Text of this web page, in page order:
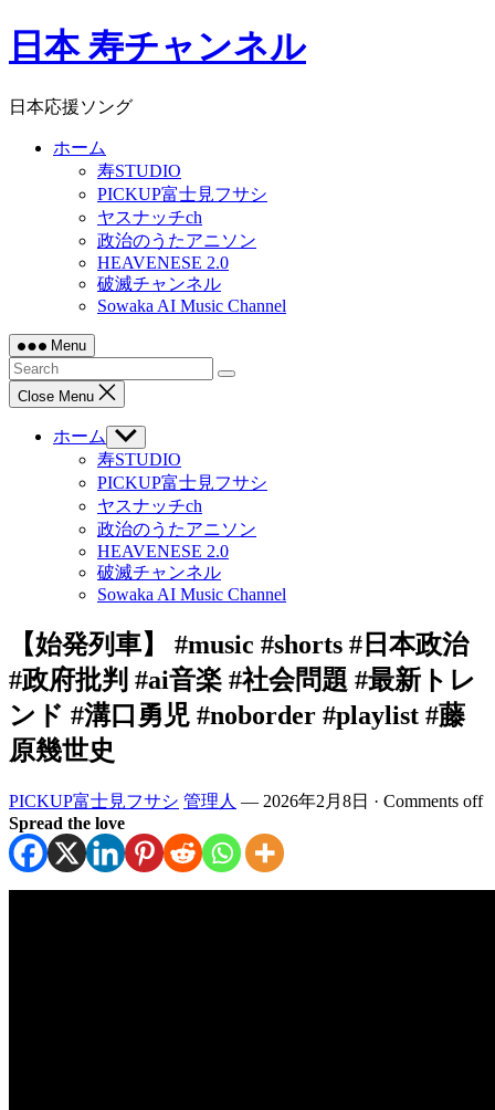
Skip
to日本 寿チャンネル
日本応援ソング
ホーム
寿STUDIO
PICKUP富士見フサシ
ヤスナッチch
政治のうたアニソン
HEAVENESE 2.0
破滅チャンネル
Sowaka AI Music Channel
Menu
Close Menu
ホーム
Show
sub
menu
寿STUDIO
PICKUP富士見フサシ
ヤスナッチch
政治のうたアニソン
HEAVENESE 2.0
破滅チャンネル
Sowaka AI Music Channel
【始発列車】 #music #shorts #日本政治
#政府批判 #ai音楽 #社会問題 #最新トレ
ンド #溝口勇児 #noborder #playlist #藤
原幾世史
PICKUP富士見フサシ 管理人 — 2026年2月8日 · Comments off
Spread the love